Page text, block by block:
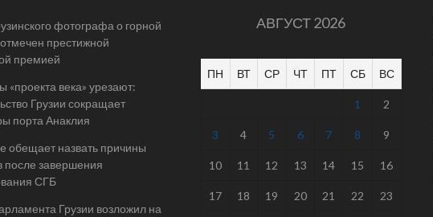
фотографа о горной
престижной
премией
«проекта века» урезают:
Грузии сокращает
порта Анаклия
обещает назвать причины
после завершения
СГБ
Грузии возложил на
АВГУСТ 2026
ПН ВТ СР ЧТ ПТ СБ ВС
1 2
3 4 5 6 7 8 9
10 11 12 13 14 15 16
17 18 19 20 21 22 23